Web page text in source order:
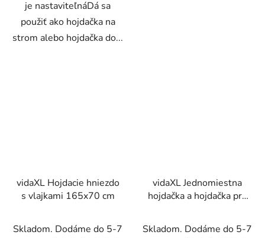
je nastaviteľnáDá sa
použiť ako hojdačka na
strom alebo hojdačka do...
vidaXL Hojdacie hniezdo
s vlajkami 165x70 cm
Skladom. Dodáme do 5-7
vidaXL Jednomiestna
hojdačka a hojdačka pre
Skladom. Dodáme do 5-7